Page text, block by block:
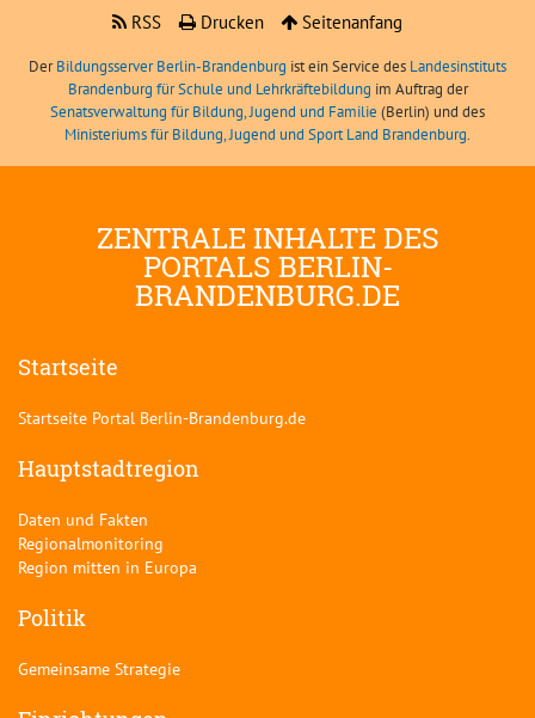
RSS
Drucken Seitenanfang
DerBildungsserver Berlin-Brandenburg ist ein Service des Landesinstituts
Brandenburg für Schule und Lehrkräftebildung im Auftrag der
Senatsverwaltung für Bildung, Jugend und Familie (Berlin) und des
Ministeriums für Bildung, Jugend und Sport Land Brandenburg.
ZENTRALE INHALTE DES
PORTALS BERLIN-
BRANDENBURG.DE
Startseite
Startseite Portal Berlin-Brandenburg.de
Hauptstadtregion
Daten und Fakten
Regionalmonitoring
Region mitten in Europa
Politik
Gemeinsame Strategie